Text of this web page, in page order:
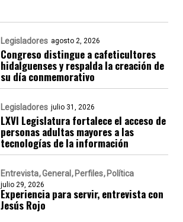
Legisladores agosto 2, 2026
Congreso distingue a cafeticultores
hidalguenses y respalda la creación de
su día conmemorativo
Legisladores julio 31, 2026
LXVI Legislatura fortalece el acceso de
personas adultas mayores a las
tecnologías de la información
Entrevista General Perfiles Política
julio 29, 2026
Experiencia para servir, entrevista con
Jesús Rojo